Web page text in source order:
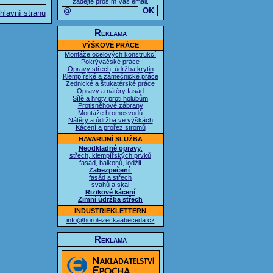
stranu
Reklama
VÝŠKOVÉ PRÁCE
Montáže ocelových konstrukcí
Pokrývačské práce
Opravy střech, údržba krytin
Klempířské a zámečnické práce
Zednické a štukatérské práce
Opravy a nátěry fasád
Sítě a hroty proti holubům
Protisněhové zábrany
Montáže hromosvodů
Nátěry a údržba ve výškách
Kácení a prořez stromů
HAVARIJNÍ SLUŽBA
Neodkladné opravy:
střech, klempířských prvků
fasád, balkonů, lodžií
Zabezpečení:
fasád a střech
svahů a skal
Rizikové kácení
Zimní údržba střech
INDUSTRIEKLETTERN
info@horolezeckaabeceda.cz
Reklama